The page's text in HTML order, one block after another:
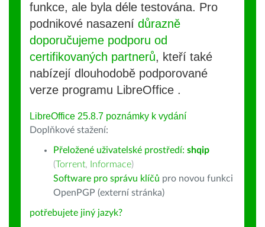
funkce, ale byla déle testována. Pro
podnikové nasazení důrazně
doporučujeme podporu od
certifikovaných partnerů, kteří také
nabízejí dlouhodobě podporované
verze programu LibreOffice .
LibreOffice 25.8.7 poznámky k vydání
Doplňkové stažení:
Přeložené uživatelské prostředí: shqip
(Torrent, Informace)
Software pro správu klíčů pro novou funkci
OpenPGP (externí stránka)
potřebujete jiný jazyk?